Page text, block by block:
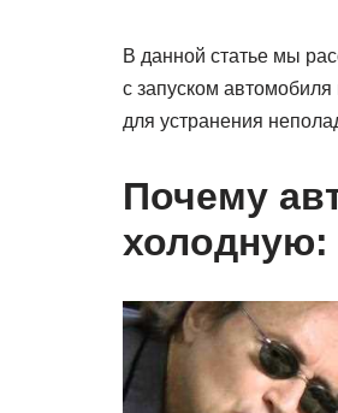
В данной статье мы
с запуском
для устранения
Почему
холодную: